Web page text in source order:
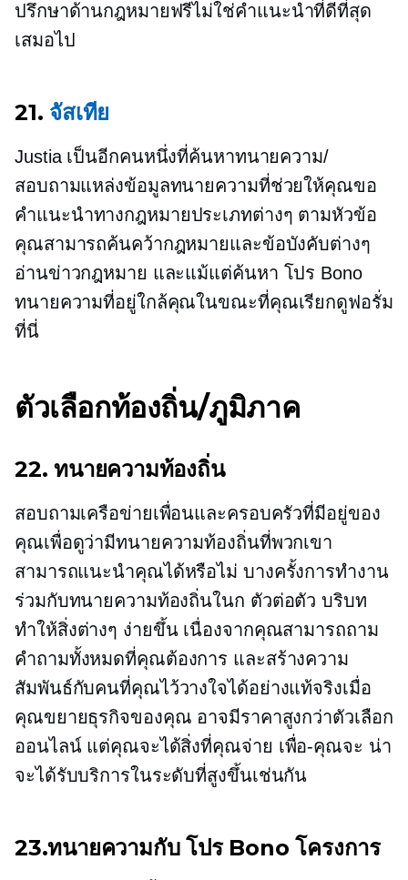
ปรึกษาด้านกฎหมายฟรีไม่ใช่คำแนะนำที่ดีที่สุด
เสมอไป
21. จัสเทีย
Justia เป็นอีกคนหนึ่งที่ค้นหาทนายความ/
สอบถามแหล่งข้อมูลทนายความที่ช่วยให้คุณขอ
คำแนะนำทางกฎหมายประเภทต่างๆ ตามหัวข้อ
คุณสามารถค้นคว้ากฎหมายและข้อบังคับต่างๆ
อ่านข่าวกฎหมาย และแม้แต่ค้นหา โปร Bono
ทนายความที่อยู่ใกล้คุณในขณะที่คุณเรียกดูฟอรั่ม
ที่นี่
ตัวเลือกท้องถิ่น/ภูมิภาค
22. ทนายความท้องถิ่น
สอบถามเครือข่ายเพื่อนและครอบครัวที่มีอยู่ของ
คุณเพื่อดูว่ามีทนายความท้องถิ่นที่พวกเขา
สามารถแนะนำคุณได้หรือไม่ บางครั้งการทำงาน
ร่วมกับทนายความท้องถิ่นในก ตัวต่อตัว บริบท
ทำให้สิ่งต่างๆ ง่ายขึ้น เนื่องจากคุณสามารถถาม
คำถามทั้งหมดที่คุณต้องการ และสร้างความ
สัมพันธ์กับคนที่คุณไว้วางใจได้อย่างแท้จริงเมื่อ
คุณขยายธุรกิจของคุณ อาจมีราคาสูงกว่าตัวเลือก
ออนไลน์ แต่คุณจะได้สิ่งที่คุณจ่าย เพื่อ-คุณจะ น่า
จะได้รับบริการในระดับที่สูงขึ้นเช่นกัน
23.ทนายความกับโปร Bono โครงการ